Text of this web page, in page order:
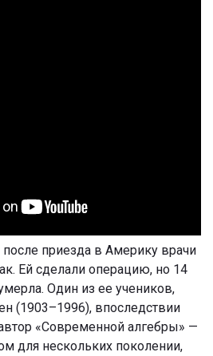
после приезда в Америку врачи
Ей сделали операцию, но 14
Один из ее учеников,
(1903–1996), впоследствии
«Современной алгебры» —
для нескольких поколении,